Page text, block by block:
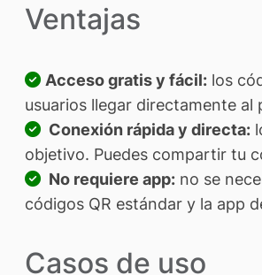
Ventajas
Acceso gratis y fácil: los
usuarios llegar directamente
Conexión rápida y directa:
objetivo. Puedes compartir tu
No requiere app: no se
códigos QR estándar y la app
Casos de uso